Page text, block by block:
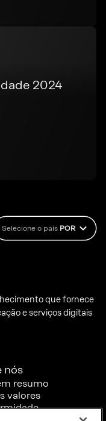
2024
Selecione o país POR
que fornece
e serviços digitais
nós
resumo
valores